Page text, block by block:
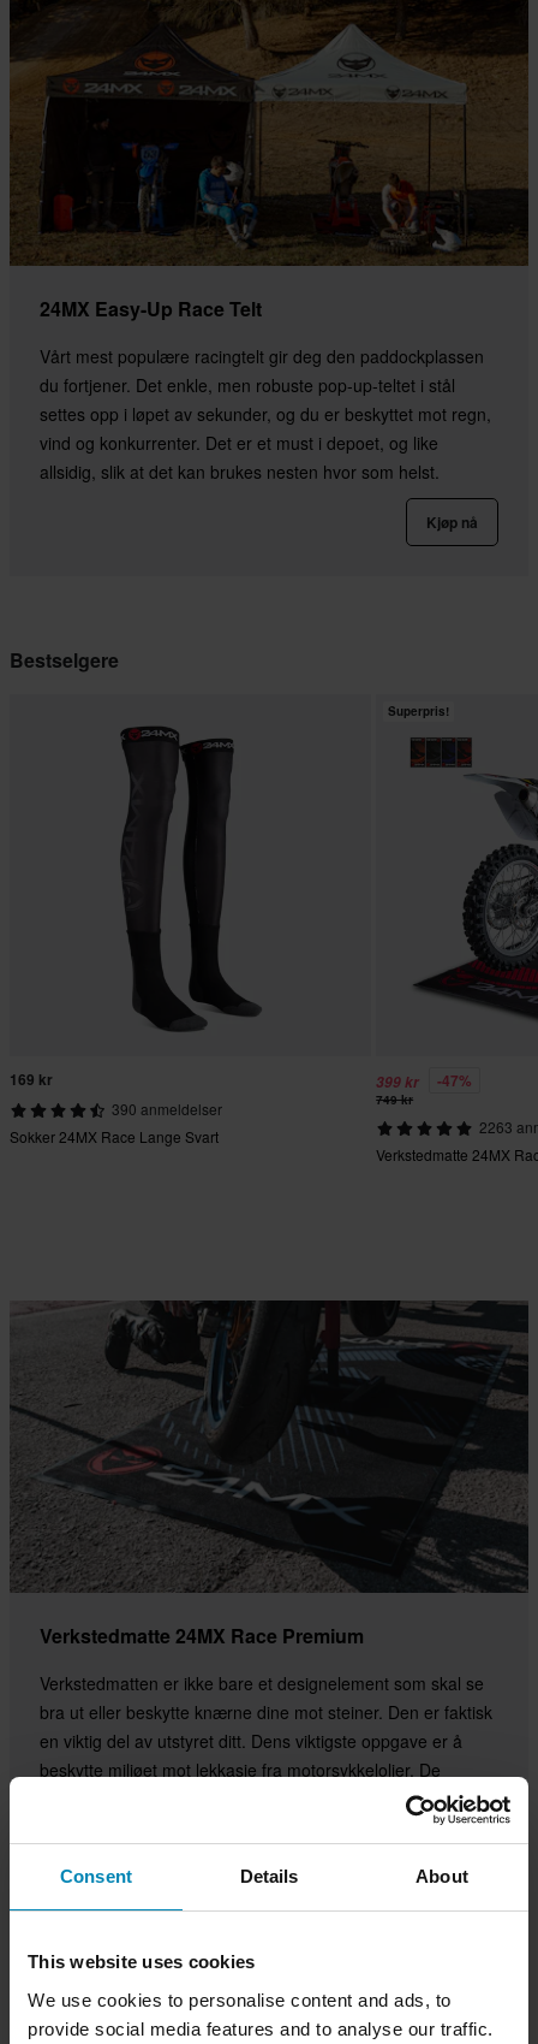
Consent Details About
This website uses cookies
We use cookies to personalise content and ads, to
provide social media features and to analyse our traffic.
24MX Easy-Up Race Telt
Vårt mest populære racingtelt gir deg den paddockplassen
du fortjener. Det enkle, men robuste pop-up-teltet i stål
settes opp i løpet av sekunder, og du er beskyttet mot regn,
vind og konkurrenter. Det er et must i depoet, og like
allsidig, slik at det kan brukes nesten hvor som helst.
Kjøp nå
Bestselgere
169 kr
390 anmeldelser
Sokker 24MX Race Lange Svart
Superpris!
399 kr -47%
749 kr
2263
Verkstedmatte 24MX
Verkstedmatte 24MX Race Premium
Verkstedmatten er ikke bare et designelement som skal se
bra ut eller beskytte knærne dine mot steiner. Den er faktisk
en viktig del av utstyret ditt. Dens viktigste oppgave er å
beskytte miljøet mot lekkasje fra motorsykkeloljer. De
miljøvennlige 24MX-Verkstedmattene er FIM- og SVEMO-
Kjøp nå